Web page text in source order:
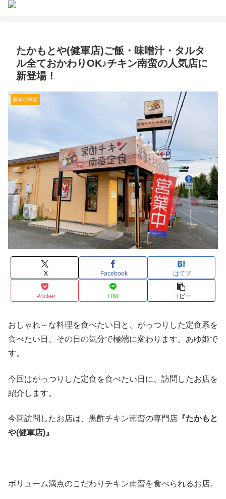
たかもとや(健軍店)ご飯・味噌汁・タルタ
ル全ておかわりOK♪チキン南蛮の人気店に
新登場！
熊本市東区
X Facebook はてブ
Pocket LINE コピー
おしゃれ～な料理を食べたい日と、がっつりした定食系を
食べたい日、その日の気分で極端に変わります。あゆ姫で
す。
今回はがっつりした定食を食べたい日に、訪問したお店を
紹介します。
今回訪問したお店は、黒酢チキン南蛮の専門店 『たかもと
や(健軍店)』
ボリューム満点のこだわりチキン南蛮を食べられるお店。